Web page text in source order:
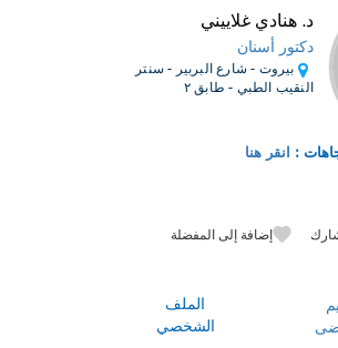
د. هنادي غلاييني
دكتور أسنان
بيروت - شارع البربير - سنتر
النقيب الطبي - طابق ٢
: انقر هنا
إضافة إلى المفضلة
الملف
الشخصي